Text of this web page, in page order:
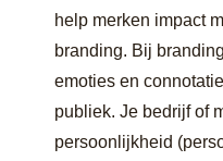
help merken impact
branding. Bij
emoties en
publiek. Je bedrijf of
persoonlijkheid